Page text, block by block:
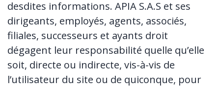
desdites informations. APIA S.A.S et ses
dirigeants, employés, agents, associés,
filiales, successeurs et ayants droit
dégagent leur responsabilité quelle qu’elle
soit, directe ou indirecte, vis-à-vis de
l’utilisateur du site ou de quiconque, pour